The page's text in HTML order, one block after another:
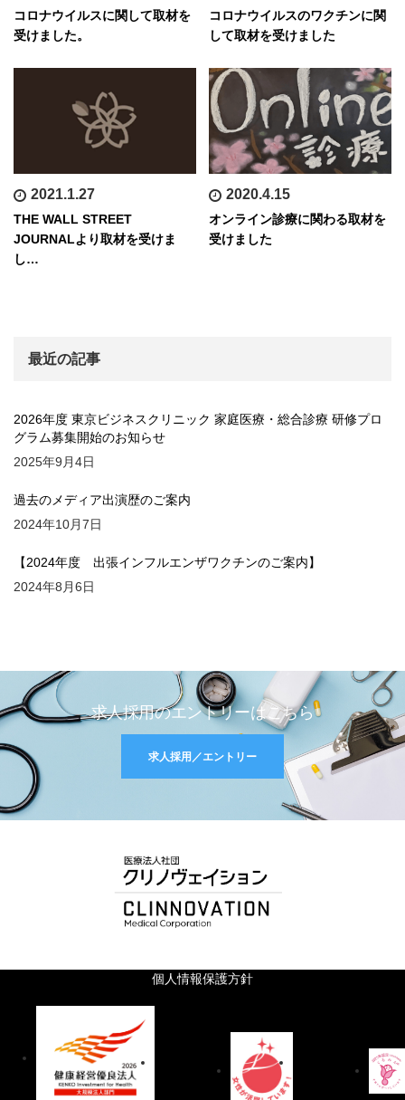
コロナウイルスに関して取材を
受けました。
コロナウイルスのワクチンに関
して取材を受けました
2021.1.27
THE WALL STREET
JOURNALより取材を受けま
し…
2020.4.15
オンライン診療に関わる取材を
受けました
最近の記事
2026年度 東京ビジネスクリニック 家庭医療・総合診療 研修プロ
グラム募集開始のお知らせ
2025年9月4日
過去のメディア出演歴のご案内
2024年10月7日
【2024年度 出張インフルエンザワクチンのご案内】
2024年8月6日
求人採用のエントリーはこちら
求人採用／エントリー
個人情報保護方針